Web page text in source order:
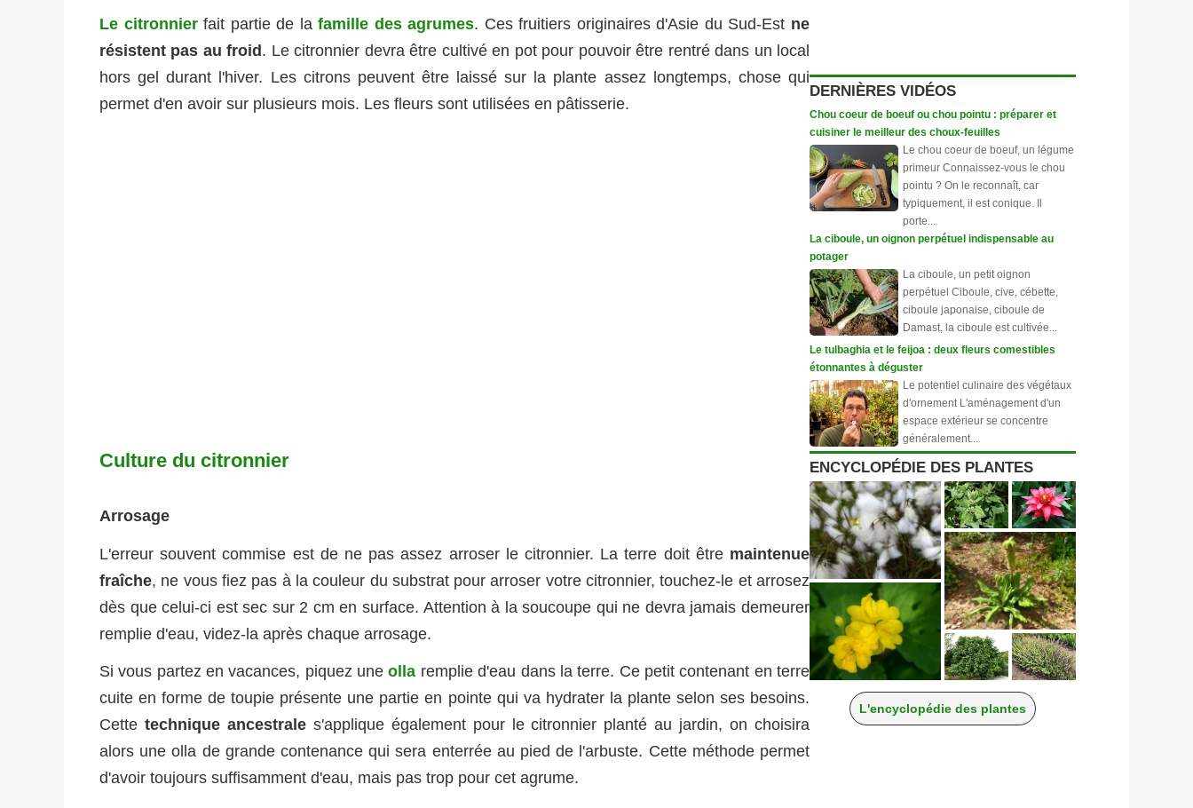
Le citronnierfait partie de lafamille des agrumes. Ces fruitiers originaires d'Asie du Sud-Est ne
résistent pas au froid. Le citronnier devra être cultivé en pot pour pouvoir être rentré dans un local
hors gel durant l'hiver. Les citrons peuvent être laissé sur la plante assez longtemps, chose qui
permet d'en avoir sur plusieurs mois. Les fleurs sont utilisées en pâtisserie.
Culture du citronnier
Arrosage
L'erreur souvent commise est de ne pas assez arroser le citronnier. La terre doit être maintenue
fraîche, ne vous fiez pas à la couleur du substrat pour arroser votre citronnier, touchez-le et arrosez
dès que celui-ci est sec sur 2 cm en surface. Attention à la soucoupe qui ne devra jamais demeurer
remplie d'eau, videz-la après chaque arrosage.
Si vous partez en vacances, piquez uneolla remplie d'eau dans la terre. Ce petit contenant en terre
cuite en forme de toupie présente une partie en pointe qui va hydrater la plante selon ses besoins.
Cette technique ancestrales'applique également pour le citronnier planté au jardin, on choisira
alors une olla de grande contenance qui sera enterrée au pied de l'arbuste. Cette méthode permet
d'avoir toujours suffisamment d'eau, mais pas trop pour cet agrume.
DERNIÈRES VIDÉOS
Chou coeur de boeuf ou chou pointu : préparer et
cuisiner le meilleur des choux-feuilles
Le chou coeur de boeuf, un légume
primeur Connaissez-vous le chou
pointu ? On le reconnaît, car
typiquement, il est conique. Il
porte...
La ciboule, un oignon perpétuel indispensable au
potager
La ciboule, un petit oignon
perpétuel Ciboule, cive, cébette,
ciboule japonaise, ciboule de
Damast, la ciboule est cultivée...
Le tulbaghia et le feijoa : deux fleurs comestibles
étonnantes à déguster
Le potentiel culinaire des végétaux
d'ornement L'aménagement d'un
espace extérieur se concentre
généralement...
ENCYCLOPÉDIE DES PLANTES
L'encyclopédie des plantes